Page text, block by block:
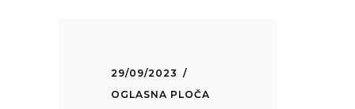
29/09/2023
OGLASNA PLOČA